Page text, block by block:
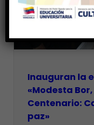
Inauguran la
«Modesta Bor,
Centenario:
paz»